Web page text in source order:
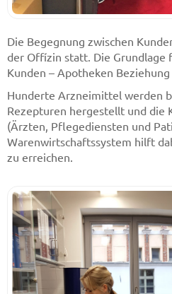
Die Begegnung zwischen
der Offízin statt. Die
Kunden – Apotheken
Hunderte Arzneimittel werden
Rezepturen hergestellt und die
(Ärzten, Pflegediensten und
Warenwirtschaftssystem hilft
zu erreichen.